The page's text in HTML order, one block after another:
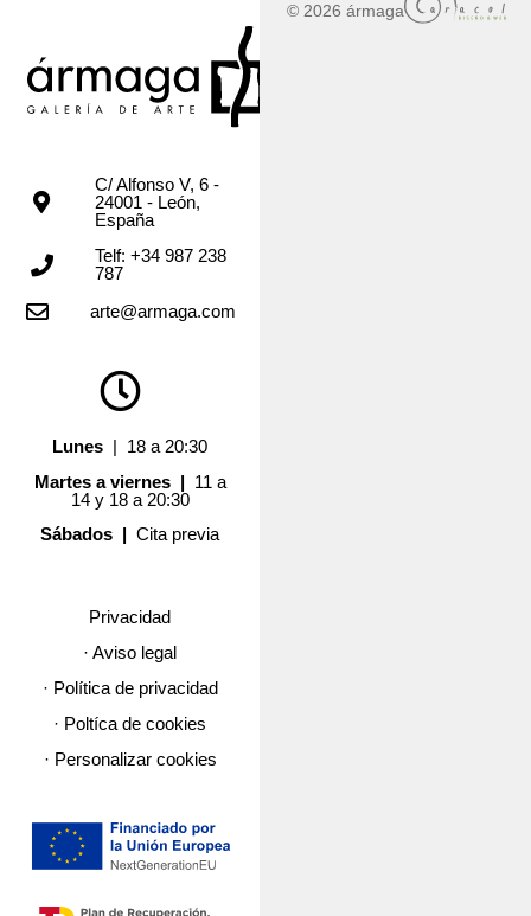
C/ Alfonso V, 6 -
24001 - León,
España
Telf: +34 987 238
787
arte@armaga.com
Lunes | 18 a 20:30
Martes a viernes | 11 a
14 y 18 a 20:30
Sábados |Cita previa
Privacidad
· Aviso legal
· Política de privacidad
· Poltíca de cookies
· Personalizar cookies
© 2026 ármaga